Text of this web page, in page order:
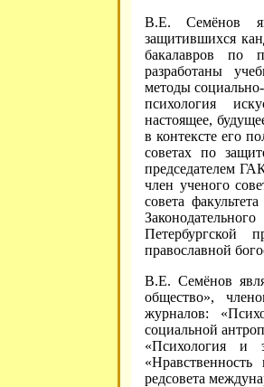
В.Е. Семёнов
защитившихся
бакалавров по
разработаны
методы
психология
настоящее,
в контексте его
советах по
председателем
член ученого
совета
Петербургской
православной
В.Е. Семёнов
общество»,
журналов:
социальной
«Психология и
редсовета